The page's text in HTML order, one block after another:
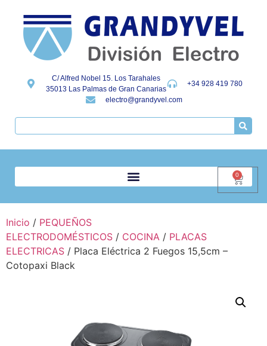
C/ Alfred Nobel 15. Los Tarahales
35013 Las Palmas de Gran Canarias
+34 928 419 780
electro@grandyvel.com
0
Inicio / PEQUEÑOS
ELECTRODOMÉSTICOS / COCINA / PLACAS
ELECTRICAS / Placa Eléctrica 2 Fuegos 15,5cm –
Cotopaxi Black